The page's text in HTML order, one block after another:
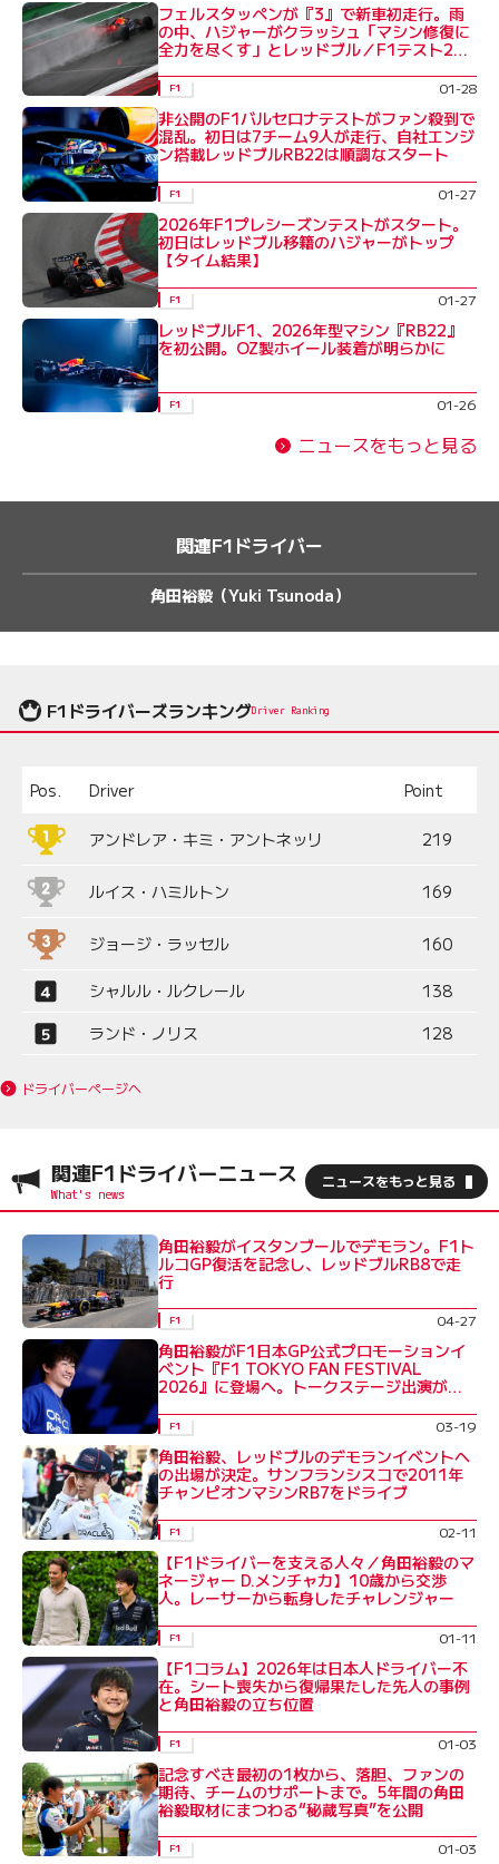
フェルスタッペンが『3』で新車初走行。雨
の中、ハジャーがクラッシュ「マシン修復に
全力を尽くす」とレッドブル／F1テスト2日
F1 01-28
非公開のF1バルセロナテストがファン殺到で
混乱。初日は7チーム9人が走行、自社エンジ
ン搭載レッドブルRB22は順調なスタート
F1 01-27
2026年F1プレシーズンテストがスタート。
初日はレッドブル移籍のハジャーがトップ
【タイム結果】
F1 01-27
レッドブルF1、2026年型マシン『RB22』
を初公開。OZ製ホイール装着が明らかに
F1 01-26
ニュースをもっと見る
関連F1ドライバー
角田裕毅（Yuki Tsunoda）
F1ドライバーズランキングDriver Ranking
Pos. Driver Point
アンドレア・キミ・アントネッリ 219
ルイス・ハミルトン 169
ジョージ・ラッセル 160
シャルル・ルクレール
138
ランド・ノリス
128
ドライバーページへ
関連F1ドライバーニュース ニュースをもっと見る
角田裕毅がイスタンブールでデモラン。F1ト
ルコGP復活を記念し、レッドブルRB8で走
行
F1 04-27
角田裕毅がF1日本GP公式プロモーションイ
ベント『F1 TOKYO FAN FESTIVAL
2026』に登場へ。トークステージ出演が決
F1 03-19
角田裕毅、レッドブルのデモランイベントへ
の出場が決定。サンフランシスコで2011年
チャンピオンマシンRB7をドライブ
F1 02-11
【F1ドライバーを支える人々／角田裕毅のマ
ネージャー D.メンチャカ】10歳から交渉
人。レーサーから転身したチャレンジャー
F1 01-11
【F1コラム】2026年は日本人ドライバー不
在。シート喪失から復帰果たした先人の事例
と角田裕毅の立ち位置
F1 01-03
記念すべき最初の1枚から、落胆、ファンの
期待、チームのサポートまで。5年間の角田
裕毅取材にまつわる“秘蔵写真”を公開
F1 01-03